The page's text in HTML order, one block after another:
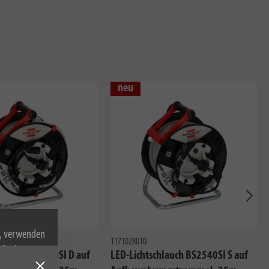
verwenden
BS2540SI D auf
neu
1171028010
LED-Lichtschlauch BS2540SI S auf